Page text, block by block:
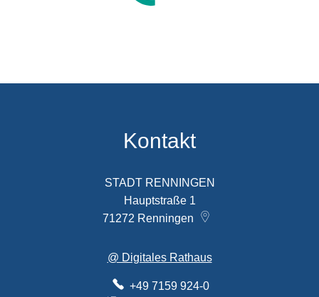
Kontakt
STADT RENNINGEN
Hauptstraße 1
71272 Renningen
@ Digitales Rathaus
+49 7159 924-0